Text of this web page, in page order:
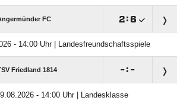
FC : 
- 14:00 Uhr | Landesfreundschaftsspiele
Friedland 1814 : 
- 14:00 Uhr | Landesklasse